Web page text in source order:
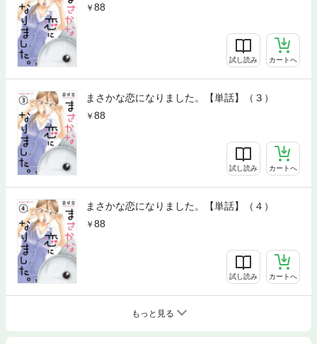
88
試し読み カートへ
まさかな恋になりました。【単話】（３）
88
試し読み カートへ
まさかな恋になりました。【単話】（４）
88
試し読み カートへ
もっと見る